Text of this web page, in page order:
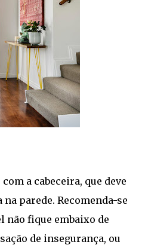
a cabeceira, que deve
parede. Recomenda-se
não fique embaixo de
de insegurança, ou